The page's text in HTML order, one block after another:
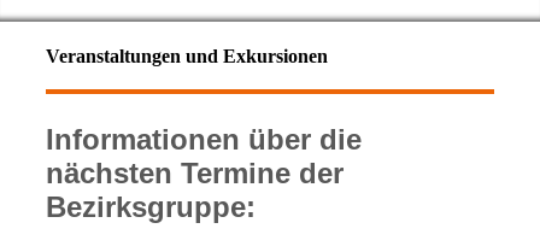
Veranstaltungen und Exkursionen
Informationen über die
nächsten Termine der
Bezirksgruppe: